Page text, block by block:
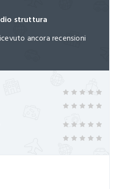
struttura
ancora recensioni